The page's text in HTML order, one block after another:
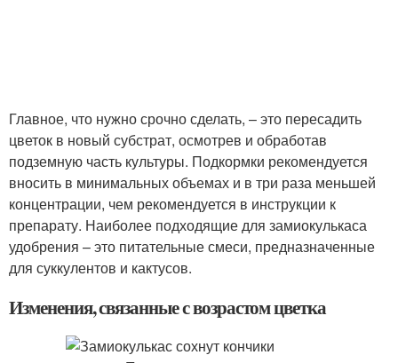
Главное, что нужно срочно сделать, – это пересадить
цветок в новый субстрат, осмотрев и обработав
подземную часть культуры. Подкормки рекомендуется
вносить в минимальных объемах и в три раза меньшей
концентрации, чем рекомендуется в инструкции к
препарату. Наиболее подходящие для замиокулькаса
удобрения – это питательные смеси, предназначенные
для суккулентов и кактусов.
Изменения, связанные с возрастом цветка